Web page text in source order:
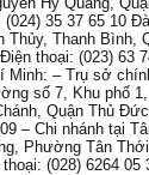
35 37 65 10 Đà
Thủy, Thanh Bình,
thoại: (023) 63
Minh: – Trụ sở
số 7, Khu phố 1,
Quận Thủ
– Chi nhánh tại
Phường Tân
(028) 6264 05